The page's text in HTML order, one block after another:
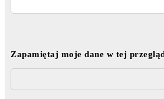
Zapamiętaj moje dane w tej